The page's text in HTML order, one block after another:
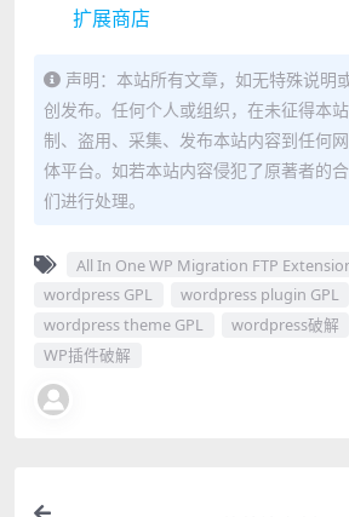
扩展商店
声明：本站所有文章，如无特殊说明
创发布。任何个人或组织，在未征得本
制、盗用、采集、发布本站内容到任何
体平台。如若本站内容侵犯了原著者的
们进行处理。
All In One WP Migration FTP
wordpress GPL
wordpress plugin GPL
wordpress theme GPL
wordpress破解
WP插件破解